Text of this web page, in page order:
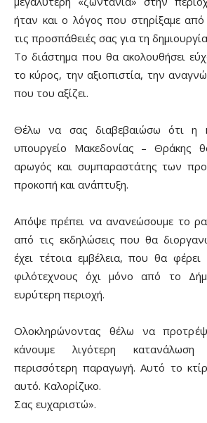
ήταν και ο λόγος που στηρίξαμε
τις προσπάθειές σας για τη
Το διάστημα που θα ακολουθήσει
το κύρος, την αξιοπιστία, την
που του αξίζει.
Θέλω να σας διαβεβαιώσω ότι η
υπουργείο Μακεδονίας – Θράκης
αρωγός και συμπαραστάτης των
προκοπή και ανάπτυξη.
Απόψε πρέπει να ανανεώσουμε το
από τις εκδηλώσεις που θα
έχει τέτοια εμβέλεια, που θα
φιλότεχνους όχι μόνο από το
ευρύτερη περιοχή.
Ολοκληρώνοντας θέλω να
κάνουμε λιγότερη κατανάλωση
περισσότερη παραγωγή. Αυτό το
αυτό. Καλορίζικο.
Σας ευχαριστώ».